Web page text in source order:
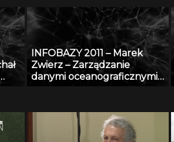
Węglarz, Kacper Zdanowicz
– Raportowanie do
regionalnego nadzoru
specjalistycznego w oparciu
o bazę anonimowych
przypadków medycznych
INFOBAZY 2011 – Marek
Zwierz – Zarządzanie
danymi oceanograficznymi
Danych Oceanograficznych